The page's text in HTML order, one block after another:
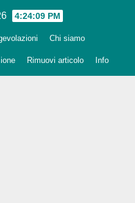
4:24:10 PM
Chi siamo
Rimuovi articolo Info